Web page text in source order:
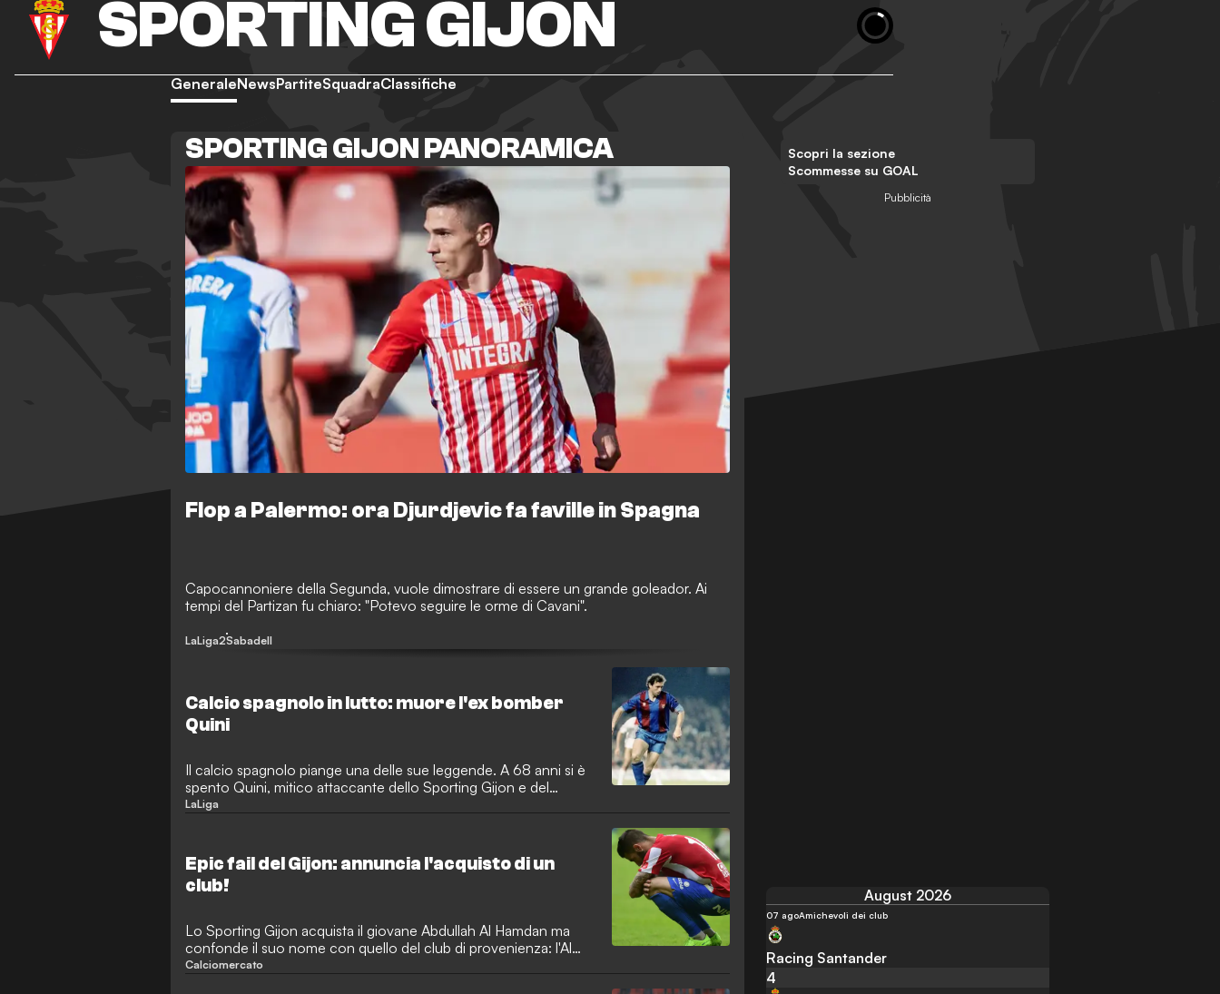
SPORTING GIJON
GeneraleNewsPartiteSquadraClassifiche
SPORTING GIJON PANORAMICA
Flop a Palermo: ora Djurdjevic fa faville in Spagna
Capocannoniere della Segunda, vuole dimostrare di essere un grande goleador. Ai
tempi del Partizan fu chiaro: "Potevo seguire le orme di Cavani".
LaLiga2Sabadell
Calcio spagnolo in lutto: muore l'ex bomber
Quini
Il calcio spagnolo piange una delle sue leggende. A 68 anni si è
spento Quini, mitico attaccante dello Sporting Gijon e del
Barcellona.
LaLiga
Epic fail del Gijon: annuncia l'acquisto di un
club!
Lo Sporting Gijon acquista il giovane Abdullah Al Hamdan ma
confonde il suo nome con quello del club di provenienza: l'Al
Shabab.
Calciomercato
August 2026
07 agoAmichevoli dei club
Racing Santander
4
Scopri la sezione
Scommesse su GOAL
Pubblicità